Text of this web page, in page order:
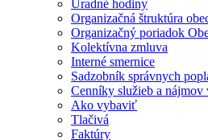
Úradné hodiny
Organizačná štruktúra
Organizačný poriadok
Kolektívna zmluva
Interné smernice
Sadzobník správnych
Cenníky služieb a
Ako vybaviť
Tlačivá
Faktúry